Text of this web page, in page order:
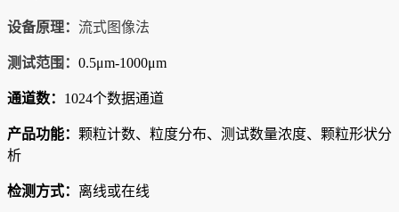
设备原理： 流式图像法
测试范围： 0.5μm-1000μm
通道数： 1024个数据通道
产品功能： 颗粒计数、粒度分布、测试数量浓度、颗粒形状分
析
检测方式： 离线或在线